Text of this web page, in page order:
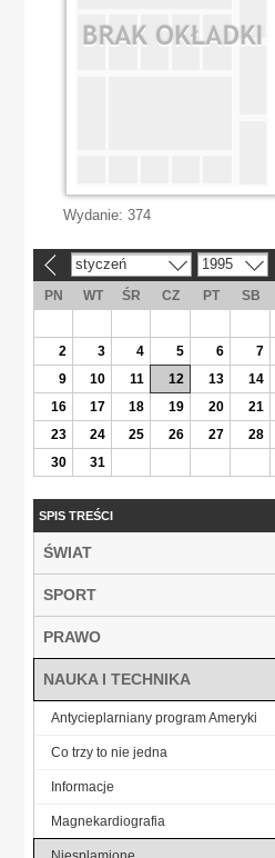
Wydanie: 374
styczeń 1995
PN WT ŚR CZ PT SB
2
3 4 5 6 7
9
10 11 12 13 14
16
17 18 19 20 21
23
24 25 26 27 28
30
31
SPIS TREŚCI
ŚWIAT
SPORT
PRAWO
NAUKA I TECHNIKA
Antycieplarniany program Ameryki
Co trzy to nie jedna
Informacje
Magnekardiografia